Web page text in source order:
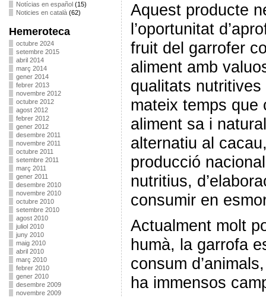
Notícias en español(15)
Noticies en català(62)
Hemeroteca
octubre 2024
setembre 2015
abril 2014
març 2014
gener 2014
febrer 2013
novembre 2012
octubre 2012
agost 2012
febrer 2012
gener 2012
desembre 2011
novembre 2011
octubre 2011
setembre 2011
març 2011
gener 2011
desembre 2010
novembre 2010
octubre 2010
setembre 2010
agost 2010
juliol 2010
juny 2010
maig 2010
abril 2010
març 2010
febrer 2010
gener 2010
desembre 2009
novembre 2009
Aquest producte
l’oportunitat
fruit del garrofer
aliment amb
qualitats
mateix temps que
aliment sa i natural
alternatiu al
producció
nutritius,
consumir en
Actualment molt
humà, la garrofa
consum
ha immensos